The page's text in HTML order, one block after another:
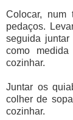
Colocar,
pedaços.
seguida
como
cozinhar.
Juntar os
colher de
cozinhar.